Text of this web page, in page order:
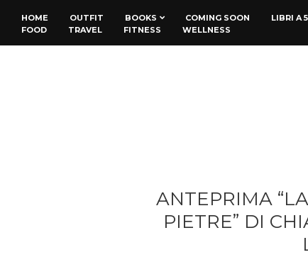
HOME OUTFIT BOOKS COMING SOON LIBRI A
FOOD
TRAVEL FITNESS WELLNESS
ANTEPRIMA
PIETRE” DI